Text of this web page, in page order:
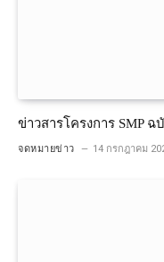
ข่าวสารโครงการ SMP
จดหมายข่าว 14 กรกฎาคม